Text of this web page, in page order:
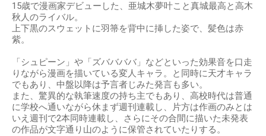
15歳で漫画家デビューした、亜城木夢叶こと真城最高と高木
秋人のライバル。
上下黒のスウェットに羽箒を背中に挿した姿で、髪色は赤
紫。
「シュピーン」や「ズババババ」などといった効果音を口走
りながら漫画を描いている変人キャラ。と同時に天才キャラ
でもあり、中盤以降は予言者じみた発言も多い。
また、驚異的な執筆速度の持ち主でもあり、高校時代は普通
に学校へ通いながら休まず週刊連載し、片方は作画のみとは
いえ週刊で2本同時連載し、さらにその合間に描いた未発表
の作品が文字通り山のように保管されていたりする。